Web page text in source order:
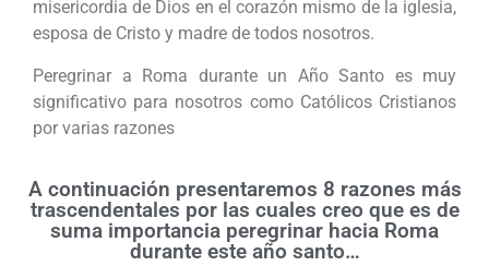
misericordia de Dios en el corazón mismo de la iglesia,
esposa de Cristo y madre de todos nosotros.
Peregrinar a Roma durante un Año Santo es muy
significativo para nosotros como Católicos Cristianos
por varias razones
A continuación presentaremos 8 razones más
trascendentales por las cuales creo que es de
suma importancia peregrinar hacia Roma
durante este año santo…